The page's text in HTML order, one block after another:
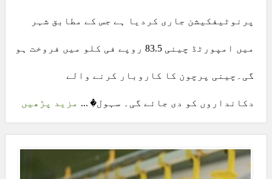
پرنوٹیفکیشن جاری کردیا ہے جس کے مطابق شہر
میں امپورٹڈ چینی 83.5 روپے فی کلو میں فروخت ہو
گی۔چینی پرچون کا کاروبار کرنے والے
دکانداروں کو دی جائے گی۔ سہول� ... مزید پڑھیں